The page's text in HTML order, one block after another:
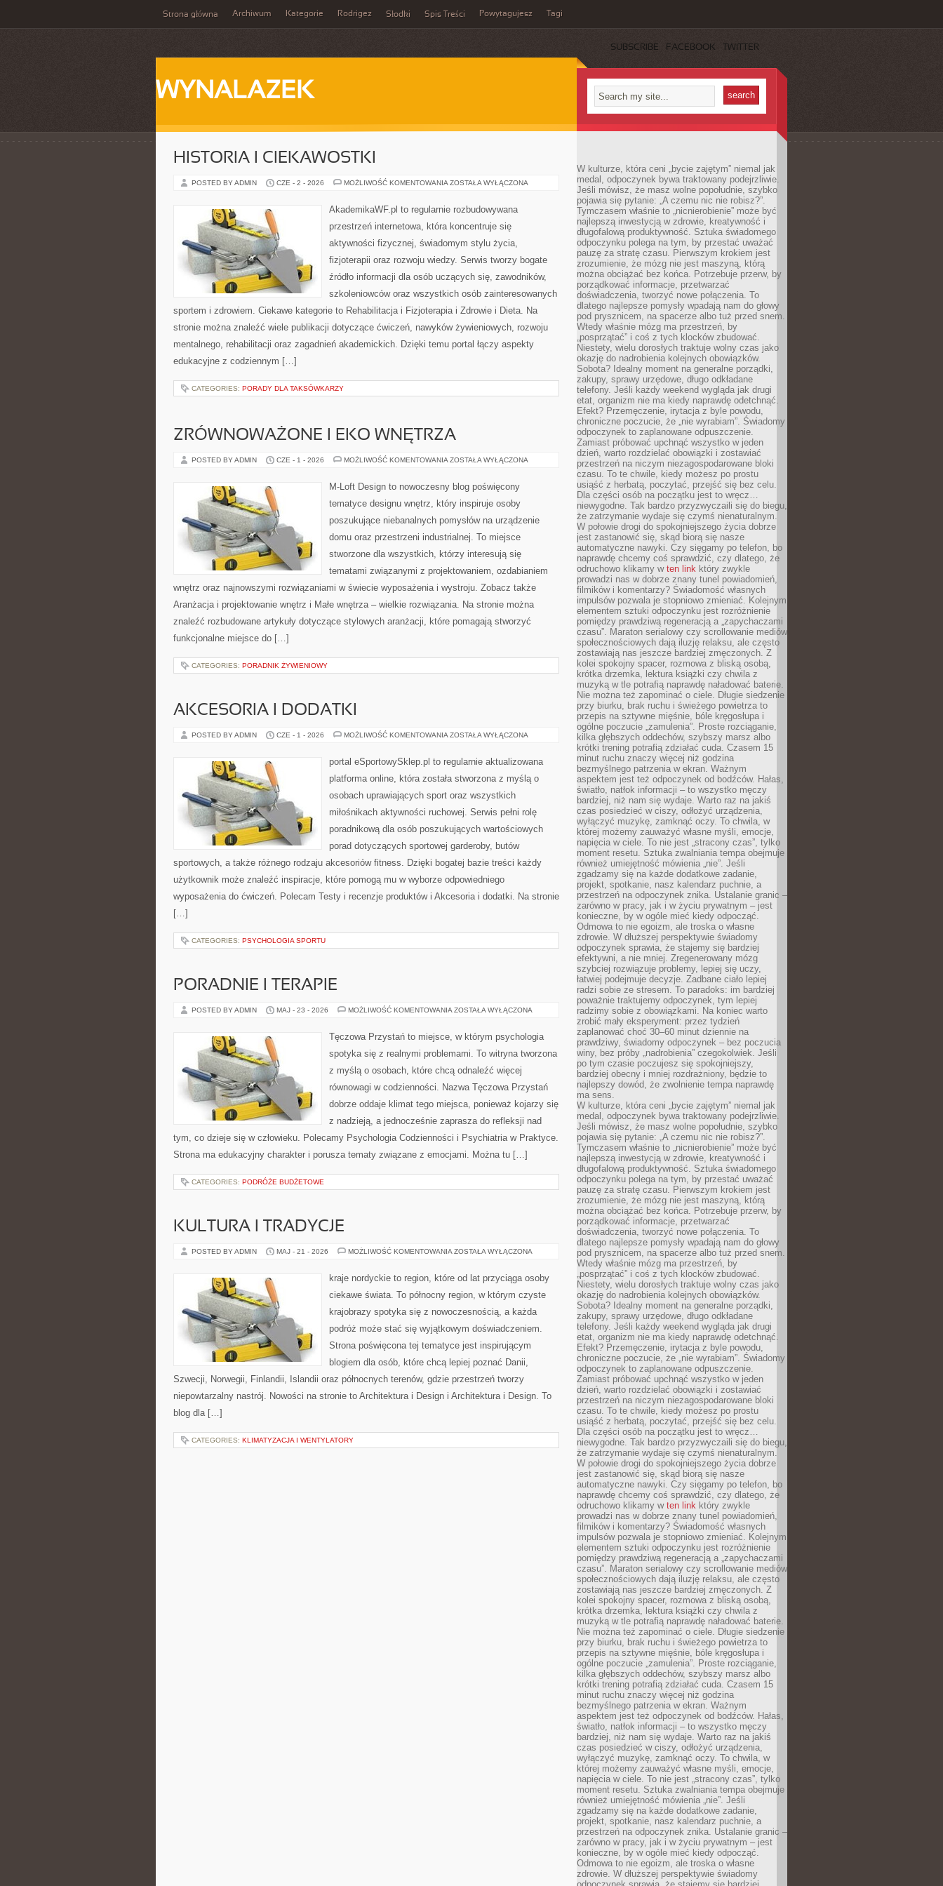
Strona główna Archiwum Kategorie Rodrigez Słodki Spis Treści Powytagujesz Tagi
SUBSCRIBE FACEBOOK TWITTER
WYNALAZEK
HISTORIA I CIEKAWOSTKI
POSTED BY ADMIN CZE - 2 - 2026 MOŻLIWOŚĆ KOMENTOWANIA HISTORIA
ZOSTAŁA WYŁĄCZONA
AkademikaWF.pl to regularnie rozbudowywana
przestrzeń internetowa, która koncentruje się
aktywności fizycznej, świadomym stylu życia,
fizjoterapii oraz rozwoju wiedzy. Serwis tworzy bogate
źródło informacji dla osób uczących się, zawodników,
szkoleniowców oraz wszystkich osób zainteresowanych
sportem i zdrowiem. Ciekawe kategorie to Rehabilitacja i Fizjoterapia i Zdrowie i Dieta. Na
stronie można znaleźć wiele publikacji dotyczące ćwiczeń, nawyków żywieniowych, rozwoju
mentalnego, rehabilitacji oraz zagadnień akademickich. Dzięki temu portal łączy aspekty
edukacyjne z codziennym […]
CATEGORIES: PORADY DLA TAKSÓWKARZY
ZRÓWNOWAŻONE I EKO WNĘTRZA
POSTED BY ADMIN CZE - 1 - 2026 MOŻLIWOŚĆ KOMENTOWANIA ZRÓWNOWAŻONE
WNĘTRZA
ZOSTAŁA WYŁĄCZONA
M-Loft Design to nowoczesny blog poświęcony
tematyce designu wnętrz, który inspiruje osoby
poszukujące niebanalnych pomysłów na urządzenie
domu oraz przestrzeni industrialnej. To miejsce
stworzone dla wszystkich, którzy interesują się
tematami związanymi z projektowaniem, ozdabianiem
wnętrz oraz najnowszymi rozwiązaniami w świecie wyposażenia i wystroju. Zobacz także
Aranżacja i projektowanie wnętrz i Małe wnętrza – wielkie rozwiązania. Na stronie można
znaleźć rozbudowane artykuły dotyczące stylowych aranżacji, które pomagają stworzyć
funkcjonalne miejsce do […]
CATEGORIES: PORADNIK ŻYWIENIOWY
AKCESORIA I DODATKI
POSTED BY ADMIN CZE - 1 - 2026 MOŻLIWOŚĆ KOMENTOWANIA AKCESORIA
ZOSTAŁA WYŁĄCZONA
portal eSportowySklep.pl to regularnie aktualizowana
platforma online, która została stworzona z myślą o
osobach uprawiających sport oraz wszystkich
miłośnikach aktywności ruchowej. Serwis pełni rolę
poradnikową dla osób poszukujących wartościowych
porad dotyczących sportowej garderoby, butów
sportowych, a także różnego rodzaju akcesoriów fitness. Dzięki bogatej bazie treści każdy
użytkownik może znaleźć inspiracje, które pomogą mu w wyborze odpowiedniego
wyposażenia do ćwiczeń. Polecam Testy i recenzje produktów i Akcesoria i dodatki. Na stronie
[…]
CATEGORIES: PSYCHOLOGIA SPORTU
PORADNIE I TERAPIE
POSTED BY ADMIN MAJ - 23 - 2026 MOŻLIWOŚĆ KOMENTOWANIA PORADNIE
ZOSTAŁA WYŁĄCZONA
Tęczowa Przystań to miejsce, w którym psychologia
spotyka się z realnymi problemami. To witryna tworzona
z myślą o osobach, które chcą odnaleźć więcej
równowagi w codzienności. Nazwa Tęczowa Przystań
dobrze oddaje klimat tego miejsca, ponieważ kojarzy się
z nadzieją, a jednocześnie zaprasza do refleksji nad
tym, co dzieje się w człowieku. Polecamy Psychologia Codzienności i Psychiatria w Praktyce.
Strona ma edukacyjny charakter i porusza tematy związane z emocjami. Można tu […]
CATEGORIES: PODRÓŻE BUDŻETOWE
KULTURA I TRADYCJE
POSTED BY ADMIN MAJ - 21 - 2026 MOŻLIWOŚĆ KOMENTOWANIA KULTURA
ZOSTAŁA WYŁĄCZONA
kraje nordyckie to region, które od lat przyciąga osoby
ciekawe świata. To północny region, w którym czyste
krajobrazy spotyka się z nowoczesnością, a każda
podróż może stać się wyjątkowym doświadczeniem.
Strona poświęcona tej tematyce jest inspirującym
blogiem dla osób, które chcą lepiej poznać Danii,
Szwecji, Norwegii, Finlandii, Islandii oraz północnych terenów, gdzie przestrzeń tworzy
niepowtarzalny nastrój. Nowości na stronie to Architektura i Design i Architektura i Design. To
blog dla […]
CATEGORIES: KLIMATYZACJA I WENTYLATORY
W kulturze, która ceni „bycie zajętym” niemal jak
medal, odpoczynek bywa traktowany podejrzliwie.
Jeśli mówisz, że masz wolne popołudnie, szybko
pojawia się pytanie: „A czemu nic nie robisz?”.
Tymczasem właśnie to „nicnierobienie” może być
najlepszą inwestycją w zdrowie, kreatywność i
długofalową produktywność. Sztuka świadomego
odpoczynku polega na tym, by przestać uważać
pauzę za stratę czasu. Pierwszym krokiem jest
zrozumienie, że mózg nie jest maszyną, którą
można obciążać bez końca. Potrzebuje przerw, by
porządkować informacje, przetwarzać
doświadczenia, tworzyć nowe połączenia. To
dlatego najlepsze pomysły wpadają nam do głowy
pod prysznicem, na spacerze albo tuż przed snem.
Wtedy właśnie mózg ma przestrzeń, by
„posprzątać” i coś z tych klocków zbudować.
Niestety, wielu dorosłych traktuje wolny czas jako
okazję do nadrobienia kolejnych obowiązków.
Sobota? Idealny moment na generalne porządki,
zakupy, sprawy urzędowe, długo odkładane
telefony. Jeśli każdy weekend wygląda jak drugi
etat, organizm nie ma kiedy naprawdę odetchnąć.
Efekt? Przemęczenie, irytacja z byle powodu,
chroniczne poczucie, że „nie wyrabiam”. Świadomy
odpoczynek to zaplanowane odpuszczenie.
Zamiast próbować upchnąć wszystko w jeden
dzień, warto rozdzielać obowiązki i zostawiać
przestrzeń na niczym niezagospodarowane bloki
czasu. To te chwile, kiedy możesz po prostu
usiąść z herbatą, poczytać, przejść się bez celu.
Dla części osób na początku jest to wręcz…
niewygodne. Tak bardzo przyzwyczaili się do biegu,
że zatrzymanie wydaje się czymś nienaturalnym.
W połowie drogi do spokojniejszego życia dobrze
jest zastanowić się, skąd biorą się nasze
automatyczne nawyki. Czy sięgamy po telefon, bo
naprawdę chcemy coś sprawdzić, czy dlatego, że
odruchowo klikamy w ten link który zwykle
prowadzi nas w dobrze znany tunel powiadomień,
filmików i komentarzy? Świadomość własnych
impulsów pozwala je stopniowo zmieniać. Kolejnym
elementem sztuki odpoczynku jest rozróżnienie
pomiędzy prawdziwą regeneracją a „zapychaczami
czasu”. Maraton serialowy czy scrollowanie mediów
społecznościowych dają iluzję relaksu, ale często
zostawiają nas jeszcze bardziej zmęczonych. Z
kolei spokojny spacer, rozmowa z bliską osobą,
krótka drzemka, lektura książki czy chwila z
muzyką w tle potrafią naprawdę naładować baterie.
Nie można też zapominać o ciele. Długie siedzenie
przy biurku, brak ruchu i świeżego powietrza to
przepis na sztywne mięśnie, bóle kręgosłupa i
ogólne poczucie „zamulenia”. Proste rozciąganie,
kilka głębszych oddechów, szybszy marsz albo
krótki trening potrafią zdziałać cuda. Czasem 15
minut ruchu znaczy więcej niż godzina
bezmyślnego patrzenia w ekran. Ważnym
aspektem jest też odpoczynek od bodźców. Hałas,
światło, natłok informacji – to wszystko męczy
bardziej, niż nam się wydaje. Warto raz na jakiś
czas posiedzieć w ciszy, odłożyć urządzenia,
wyłączyć muzykę, zamknąć oczy. To chwila, w
której możemy zauważyć własne myśli, emocje,
napięcia w ciele. To nie jest „stracony czas”, tylko
moment resetu. Sztuka zwalniania tempa obejmuje
również umiejętność mówienia „nie”. Jeśli
zgadzamy się na każde dodatkowe zadanie,
projekt, spotkanie, nasz kalendarz puchnie, a
przestrzeń na odpoczynek znika. Ustalanie granic –
zarówno w pracy, jak i w życiu prywatnym – jest
konieczne, by w ogóle mieć kiedy odpocząć.
Odmowa to nie egoizm, ale troska o własne
zdrowie. W dłuższej perspektywie świadomy
odpoczynek sprawia, że stajemy się bardziej
efektywni, a nie mniej. Zregenerowany mózg
szybciej rozwiązuje problemy, lepiej się uczy,
łatwiej podejmuje decyzje. Zadbane ciało lepiej
radzi sobie ze stresem. To paradoks: im bardziej
poważnie traktujemy odpoczynek, tym lepiej
radzimy sobie z obowiązkami. Na koniec warto
zrobić mały eksperyment: przez tydzień
zaplanować choć 30–60 minut dziennie na
prawdziwy, świadomy odpoczynek – bez poczucia
winy, bez próby „nadrobienia” czegokolwiek. Jeśli
po tym czasie poczujesz się spokojniejszy,
bardziej obecny i mniej rozdrażniony, będzie to
najlepszy dowód, że zwolnienie tempa naprawdę
ma sens.
W kulturze, która ceni „bycie zajętym” niemal jak
medal, odpoczynek bywa traktowany podejrzliwie.
Jeśli mówisz, że masz wolne popołudnie, szybko
pojawia się pytanie: „A czemu nic nie robisz?”.
Tymczasem właśnie to „nicnierobienie” może być
najlepszą inwestycją w zdrowie, kreatywność i
długofalową produktywność. Sztuka świadomego
odpoczynku polega na tym, by przestać uważać
pauzę za stratę czasu. Pierwszym krokiem jest
zrozumienie, że mózg nie jest maszyną, którą
można obciążać bez końca. Potrzebuje przerw, by
porządkować informacje, przetwarzać
doświadczenia, tworzyć nowe połączenia. To
dlatego najlepsze pomysły wpadają nam do głowy
pod prysznicem, na spacerze albo tuż przed snem.
Wtedy właśnie mózg ma przestrzeń, by
„posprzątać” i coś z tych klocków zbudować.
Niestety, wielu dorosłych traktuje wolny czas jako
okazję do nadrobienia kolejnych obowiązków.
Sobota? Idealny moment na generalne porządki,
zakupy, sprawy urzędowe, długo odkładane
telefony. Jeśli każdy weekend wygląda jak drugi
etat, organizm nie ma kiedy naprawdę odetchnąć.
Efekt? Przemęczenie, irytacja z byle powodu,
chroniczne poczucie, że „nie wyrabiam”. Świadomy
odpoczynek to zaplanowane odpuszczenie.
Zamiast próbować upchnąć wszystko w jeden
dzień, warto rozdzielać obowiązki i zostawiać
przestrzeń na niczym niezagospodarowane bloki
czasu. To te chwile, kiedy możesz po prostu
usiąść z herbatą, poczytać, przejść się bez celu.
Dla części osób na początku jest to wręcz…
niewygodne. Tak bardzo przyzwyczaili się do biegu,
że zatrzymanie wydaje się czymś nienaturalnym.
W połowie drogi do spokojniejszego życia dobrze
jest zastanowić się, skąd biorą się nasze
automatyczne nawyki. Czy sięgamy po telefon, bo
naprawdę chcemy coś sprawdzić, czy dlatego, że
odruchowo klikamy w ten link który zwykle
prowadzi nas w dobrze znany tunel powiadomień,
filmików i komentarzy? Świadomość własnych
impulsów pozwala je stopniowo zmieniać. Kolejnym
elementem sztuki odpoczynku jest rozróżnienie
pomiędzy prawdziwą regeneracją a „zapychaczami
czasu”. Maraton serialowy czy scrollowanie mediów
społecznościowych dają iluzję relaksu, ale często
zostawiają nas jeszcze bardziej zmęczonych. Z
kolei spokojny spacer, rozmowa z bliską osobą,
krótka drzemka, lektura książki czy chwila z
muzyką w tle potrafią naprawdę naładować baterie.
Nie można też zapominać o ciele. Długie siedzenie
przy biurku, brak ruchu i świeżego powietrza to
przepis na sztywne mięśnie, bóle kręgosłupa i
ogólne poczucie „zamulenia”. Proste rozciąganie,
kilka głębszych oddechów, szybszy marsz albo
krótki trening potrafią zdziałać cuda. Czasem 15
minut ruchu znaczy więcej niż godzina
bezmyślnego patrzenia w ekran. Ważnym
aspektem jest też odpoczynek od bodźców. Hałas,
światło, natłok informacji – to wszystko męczy
bardziej, niż nam się wydaje. Warto raz na jakiś
czas posiedzieć w ciszy, odłożyć urządzenia,
wyłączyć muzykę, zamknąć oczy. To chwila, w
której możemy zauważyć własne myśli, emocje,
napięcia w ciele. To nie jest „stracony czas”, tylko
moment resetu. Sztuka zwalniania tempa obejmuje
również umiejętność mówienia „nie”. Jeśli
zgadzamy się na każde dodatkowe zadanie,
projekt, spotkanie, nasz kalendarz puchnie, a
przestrzeń na odpoczynek znika. Ustalanie granic –
zarówno w pracy, jak i w życiu prywatnym – jest
konieczne, by w ogóle mieć kiedy odpocząć.
Odmowa to nie egoizm, ale troska o własne
zdrowie. W dłuższej perspektywie świadomy